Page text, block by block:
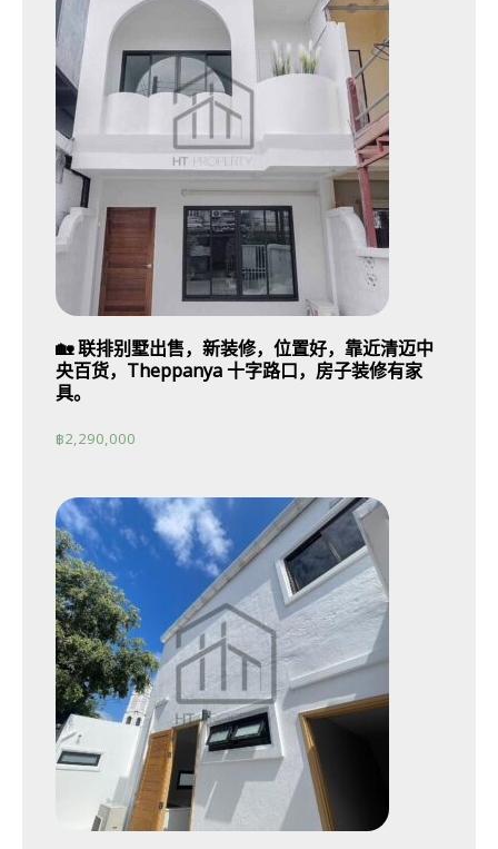
🏡 联排别墅出售，新装修，位置好，靠近清迈中
央百货，Theppanya 十字路口，房子装修有家
具。
฿2,290,000